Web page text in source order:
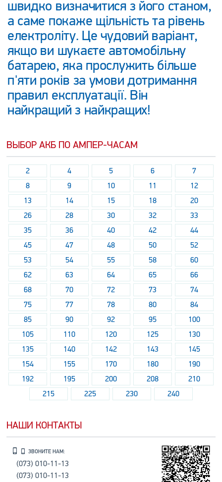
швидко визначитися з його станом,
а саме покаже щільність та рівень
електроліту. Це чудовий варіант,
якщо ви шукаєте автомобільну
батарею, яка прослужить більше
п'яти років за умови дотримання
правил експлуатації. Він
найкращий з найкращих!
ВЫБОР АКБ ПО АМПЕР-ЧАСАМ
2 4 5 6
7
8
9 10 11
12
13
14 15 18
20
26
28 30 32
33
35
36 40 42
44
45
47 48 50
52
53
54 55 58
60
62
63 64 65
66
68
70 72 73
74
75
77 78 80
84
85
90 92 95
100
105
110 120 125
130
135
140 142 143
145
154
155 170 180
190
192
195 200 208
210
215
225 230 240
НАШИ КОНТАКТЫ
ЗВОНИТЕ НАМ:
(073) 010-11-13
(073) 010-11-13